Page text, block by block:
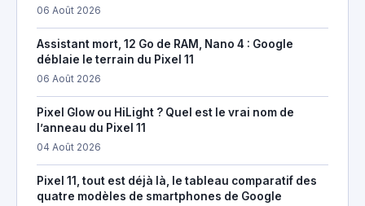
06 Août 2026
Assistant mort, 12 Go de RAM, Nano 4 : Google
déblaie le terrain du Pixel 11
06 Août 2026
Pixel Glow ou HiLight ? Quel est le vrai nom de
l’anneau du Pixel 11
04 Août 2026
Pixel 11, tout est déjà là, le tableau comparatif des
quatre modèles de smartphones de Google